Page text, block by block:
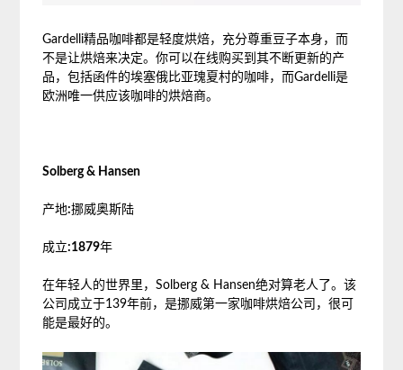
Gardelli精品咖啡都是轻度烘焙，充分尊重豆子本身，而
不是让烘焙来决定。你可以在线购买到其不断更新的产
品，包括函件的埃塞俄比亚瑰夏村的咖啡，而Gardelli是
欧洲唯一供应该咖啡的烘焙商。
Solberg & Hansen
产地:挪威奥斯陆
成立:1879年
在年轻人的世界里，Solberg & Hansen绝对算老人了。该
公司成立于139年前，是挪威第一家咖啡烘焙公司，很可
能是最好的。